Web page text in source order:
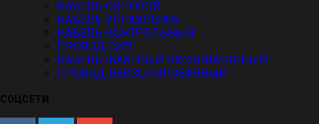
КАБЕЛЬ СИЛОВОЙ
КАБЕЛЬ УПРАВЛЕНИЯ
КАБЕЛЬ КОНТРОЛЬНЫЙ
ПРОВОД СИП
КАБЕЛЬ ШАХТНЫЙ ЭКСКОВАТОРНЫЙ
ПРОВОД НЕИЗОЛИРОВАННЫЙ
СОЦСЕТИ